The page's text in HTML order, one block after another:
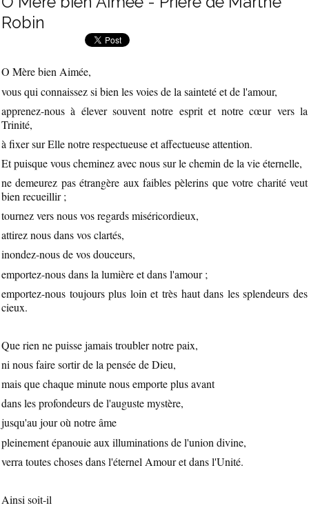
Robin
O Mère bien Aimée,
vous qui connaissez si bien les voies de la sainteté et de l'amour,
apprenez-nous à élever souvent notre esprit et notre cœur vers la
Trinité,
à fixer sur Elle notre respectueuse et affectueuse attention.
Et puisque vous cheminez avec nous sur le chemin de la vie éternelle,
ne demeurez pas étrangère aux faibles pèlerins que votre charité veut
bien recueillir ;
tournez vers nous vos regards miséricordieux,
attirez nous dans vos clartés,
inondez-nous de vos douceurs,
emportez-nous dans la lumière et dans l'amour ;
emportez-nous toujours plus loin et très haut dans les splendeurs des
cieux.
Que rien ne puisse jamais troubler notre paix,
ni nous faire sortir de la pensée de Dieu,
mais que chaque minute nous emporte plus avant
dans les profondeurs de l'auguste mystère,
jusqu'au jour où notre âme
pleinement épanouie aux illuminations de l'union divine,
verra toutes choses dans l'éternel Amour et dans l'Unité.
Ainsi soit-il